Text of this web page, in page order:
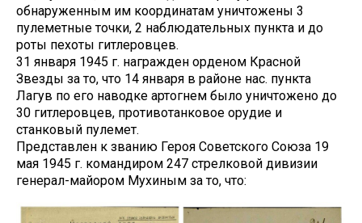
обнаруженным им координатам уничтожены 3
пулеметные точки, 2 наблюдательных пункта и до
роты пехоты гитлеровцев.
31 января 1945 г. награжден орденом Красной
Звезды за то, что 14 января в районе нас. пункта
Лагув по его наводке артогнем было уничтожено до
30 гитлеровцев, противотанковое орудие и
станковый пулемет.
Представлен к званию Героя Советского Союза 19
мая 1945 г. командиром 247 стрелковой дивизии
генерал-майором Мухиным за то, что: